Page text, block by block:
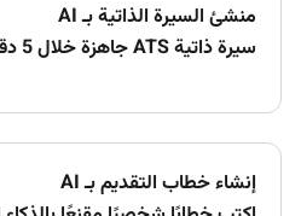
منشئ السيرة الذاتية بـ AI
سيرة ذاتية ATS جاهزة خلال 5 دقائق
إنشاء خطاب التقديم بـ AI